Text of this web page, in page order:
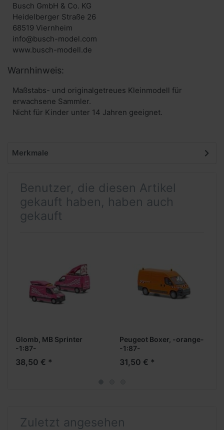
Busch GmbH & Co. KG
Heidelberger Straße 26
68519 Viernheim
info@busch-model.com
www.busch-modell.de
Warnhinweis:
Maßstabs- und originalgetreues Kleinmodell für
erwachsene Sammler.
Nicht für Kinder unter 14 Jahren geeignet.
Merkmale
Benutzer, die diesen Artikel
gekauft haben, haben auch
gekauft
Glomb, MB Sprinter
-1:87-
38,50 € *
Peugeot Boxer, -orange-
-1:87-
31,50 € *
Zuletzt angesehen